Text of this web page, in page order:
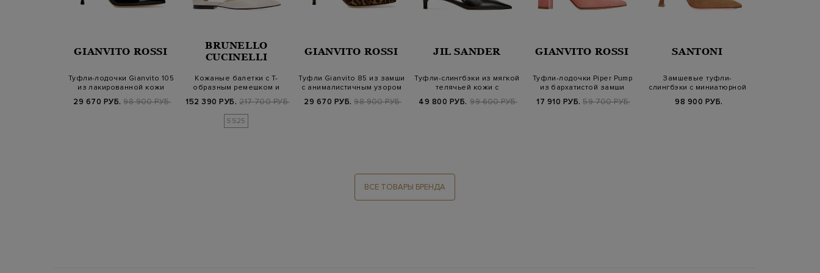
GIANVITO ROSSI
Туфли-лодочки Gianvito 105
из лакированной кожи
29 670 РУБ. 98 900 РУБ.
BRUNELLO
CUCINELLI
Кожаные балетки с Т-
образным ремешком и
152 390 РУБ. 217 700 РУБ.
SS25
GIANVITO ROSSI
Туфли Gianvito 85 из замши
с анималистичным узором
29 670 РУБ. 98 900 РУБ.
JIL SANDER
Туфли-слингбэки из мягкой
телячьей кожи с
49 800 РУБ. 99 600 РУБ.
GIANVITO ROSSI
Туфли-лодочки Piper Pump
из бархатистой замши
17 910 РУБ. 59 700 РУБ.
SANTONI
Замшевые туфли-
слингбэки с миниатюрной
98 900 РУБ.
ВСЕ ТОВАРЫ БРЕНДА